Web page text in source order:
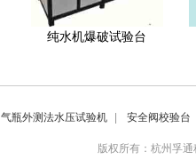
纯水机爆破试验台
气瓶外测法水压试验机 安全阀校验台
版权所有：杭州孚